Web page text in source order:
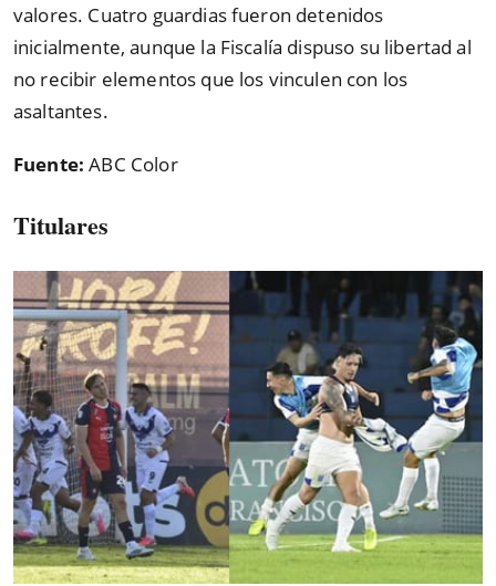
valores. Cuatro guardias fueron detenidos
inicialmente, aunque la Fiscalía dispuso su libertad al
no recibir elementos que los vinculen con los
asaltantes.
Fuente:ABC Color
Titulares